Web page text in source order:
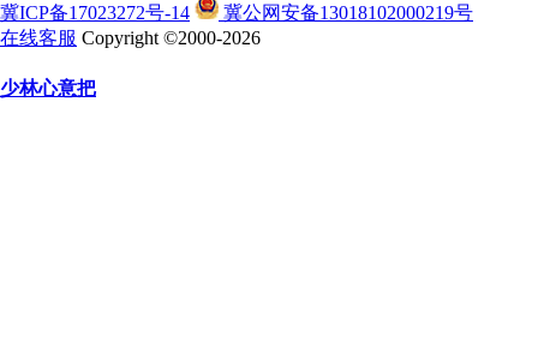
冀ICP备17023272号-14
冀公网安备13018102000219号
在线客服 Copyright ©2000-2026
少林心意把